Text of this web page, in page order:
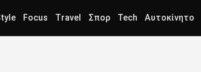
Focus Travel Σπορ Tech Αυτοκίνητο